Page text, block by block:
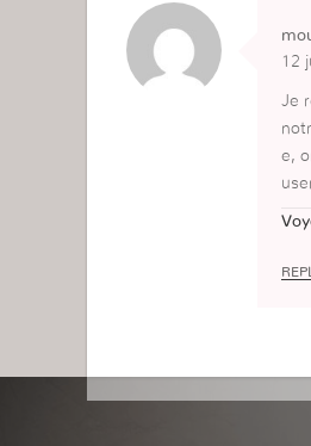
12
Je
e,
er.